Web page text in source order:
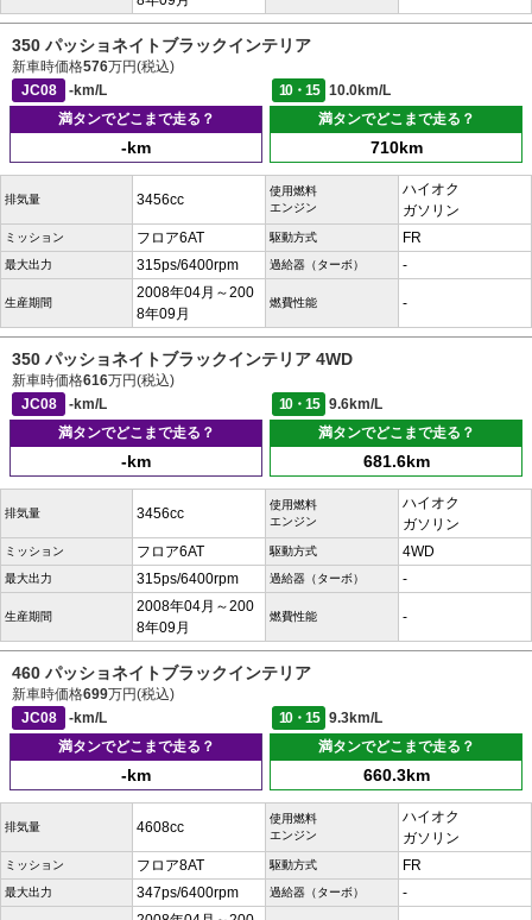
350 パッショネイトブラックインテリア
新車時価格576万円(税込)
JC08
-km/L 10・15
10.0km/L
満タンでどこまで走る？
-km
満タンでどこまで走る？
710km
排気量 3456cc
使用燃料
エンジン
ハイオク
ガソリン
ミッション フロア6AT 駆動方式 FR
最大出力 315ps/6400rpm 過給器（ターボ） -
生産期間
2008年04月～200
8年09月
燃費性能 -
350 パッショネイトブラックインテリア 4WD
新車時価格616万円(税込)
JC08
-km/L 10・15
9.6km/L
満タンでどこまで走る？
-km
満タンでどこまで走る？
681.6km
排気量 3456cc
使用燃料
エンジン
ハイオク
ガソリン
ミッション フロア6AT 駆動方式 4WD
最大出力 315ps/6400rpm 過給器（ターボ） -
生産期間
2008年04月～200
8年09月
燃費性能 -
460 パッショネイトブラックインテリア
新車時価格699万円(税込)
JC08
-km/L 10・15
9.3km/L
満タンでどこまで走る？
-km
満タンでどこまで走る？
660.3km
排気量 4608cc
使用燃料
エンジン
ハイオク
ガソリン
ミッション フロア8AT 駆動方式 FR
最大出力 347ps/6400rpm 過給器（ターボ） -